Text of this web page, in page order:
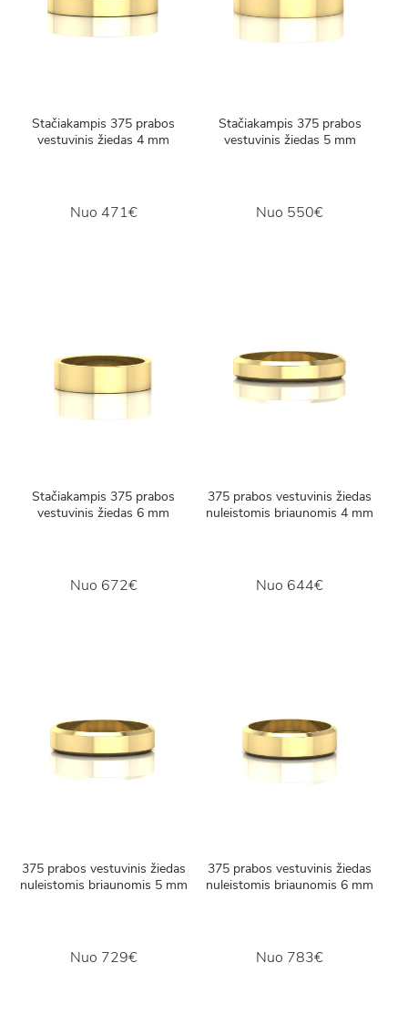
Stačiakampis 375 prabos
vestuvinis žiedas 4 mm
Nuo 471€
Stačiakampis 375 prabos
vestuvinis žiedas 5 mm
Nuo 550€
Stačiakampis 375 prabos
vestuvinis žiedas 6 mm
Nuo 672€
375 prabos vestuvinis žiedas
nuleistomis briaunomis 4 mm
Nuo 644€
375 prabos vestuvinis žiedas
nuleistomis briaunomis 5 mm
Nuo 729€
375 prabos vestuvinis žiedas
nuleistomis briaunomis 6 mm
Nuo 783€